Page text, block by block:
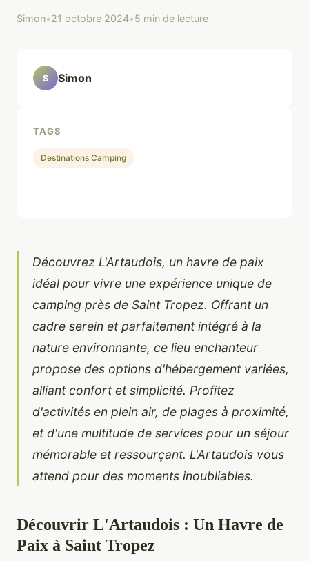
Simon•21 octobre 2024•5 min de lecture
Découvrez L'Artaudois, un havre de paix
idéal pour vivre une expérience unique de
camping près de Saint Tropez. Offrant un
cadre serein et parfaitement intégré à la
nature environnante, ce lieu enchanteur
propose des options d'hébergement variées,
alliant confort et simplicité. Profitez
d'activités en plein air, de plages à proximité,
et d'une multitude de services pour un séjour
mémorable et ressourçant. L'Artaudois vous
attend pour des moments inoubliables.
Découvrir L'Artaudois : Un Havre de
Paix à Saint Tropez
S Simon
TAGS
Destinations Camping